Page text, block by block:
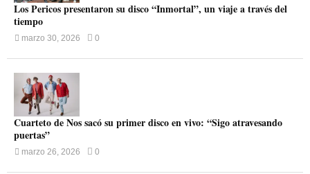
Los Pericos presentaron su disco “Inmortal”, un viaje a través del
tiempo
marzo 30, 2026 0
Cuarteto de Nos sacó su primer disco en vivo: “Sigo atravesando
puertas”
marzo 26, 2026 0